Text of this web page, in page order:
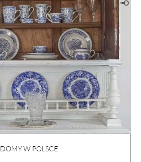
DOMY W POLSCE